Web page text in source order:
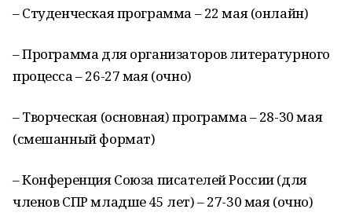
– Студенческая программа – 22 мая (онлайн)
– Программа для организаторов литературного
процесса – 26-27 мая (очно)
– Творческая (основная) программа – 28-30 мая
(смешанный формат)
– Конференция Союза писателей России (для
членов СПР младше 45 лет) – 27-30 мая (очно)